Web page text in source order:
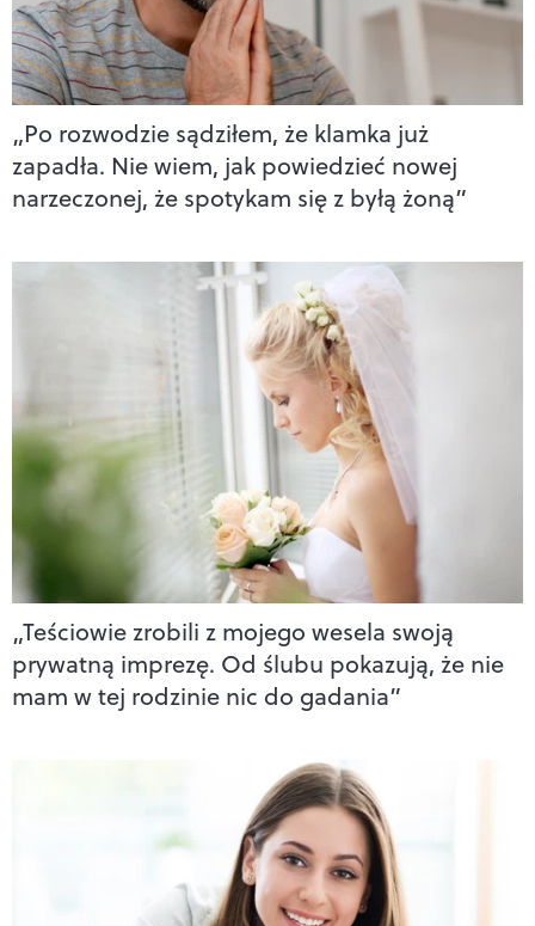
„Po rozwodzie sądziłem, że klamka już
zapadła. Nie wiem, jak powiedzieć nowej
narzeczonej, że spotykam się z byłą żoną”
„Teściowie zrobili z mojego wesela swoją
prywatną imprezę. Od ślubu pokazują, że nie
mam w tej rodzinie nic do gadania”